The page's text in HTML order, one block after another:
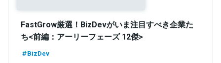
FastGrow厳選！BizDevがいま注目すべき企業た
ち<前編：アーリーフェーズ 12傑>
BizDev